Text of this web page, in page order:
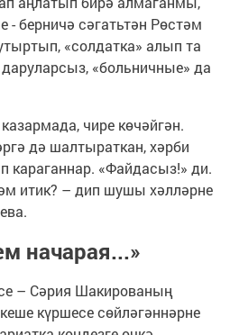
- берничә сәгатьтән Рөстәм
«солдатка» алып та
«больничные» да
чире көчәйгән.
дә шалтыраткан, хәрби
караганнар. «Файдасыз!» ди.
итик? – дип шушы хәлләрне
начарая...»
– Сәрия Шакированың
күршесе сөйләгәннәрне